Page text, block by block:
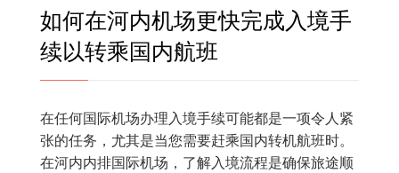
如何在河内机场更快完成入境手
续以转乘国内航班
在任何国际机场办理入境手续可能都是一项令人紧
张的任务，尤其是当您需要赶乘国内转机航班时。
在河内内排国际机场，了解入境流程是确保旅途顺